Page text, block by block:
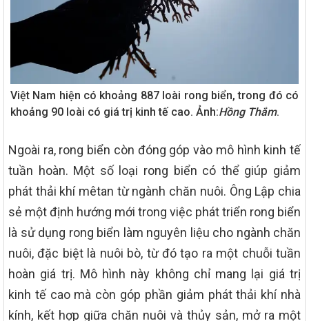
Việt Nam hiện có khoảng 887 loài rong biển, trong đó có
khoảng 90 loài có giá trị kinh tế cao. Ảnh:Hồng Thắm.
Ngoài ra, rong biển còn đóng góp vào mô hình kinh tế
tuần hoàn. Một số loại rong biển có thể giúp giảm
phát thải khí mêtan từ ngành chăn nuôi. Ông Lập chia
sẻ một định hướng mới trong việc phát triển rong biển
là sử dụng rong biển làm nguyên liệu cho ngành chăn
nuôi, đặc biệt là nuôi bò, từ đó tạo ra một chuỗi tuần
hoàn giá trị. Mô hình này không chỉ mang lại giá trị
kinh tế cao mà còn góp phần giảm phát thải khí nhà
kính, kết hợp giữa chăn nuôi và thủy sản, mở ra một